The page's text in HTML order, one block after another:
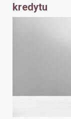
kredytu